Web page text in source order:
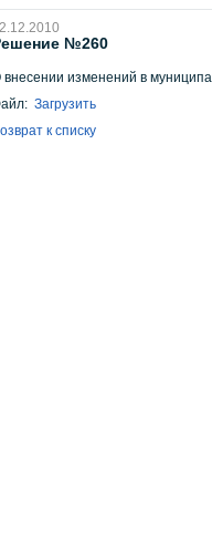
№260
внесении изменений в
Загрузить
к списку